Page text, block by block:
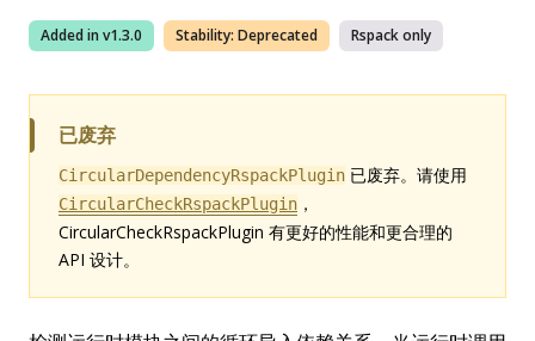
Added in v1.3.0 Stability: Deprecated Rspackonly
已废弃
CircularDependencyRspackPlugin 已废弃。请使用
CircularCheckRspackPlugin ，
CircularCheckRspackPlugin 有更好的性能和更合理的
API 设计。